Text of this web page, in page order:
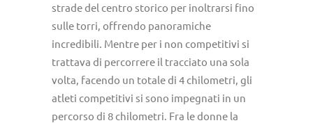
strade del centro storico per inoltrarsi fino
sulle torri, offrendo panoramiche
incredibili. Mentre per i non competitivi si
trattava di percorrere il tracciato una sola
volta, facendo un totale di 4 chilometri, gli
atleti competitivi si sono impegnati in un
percorso di 8 chilometri. Fra le donne la